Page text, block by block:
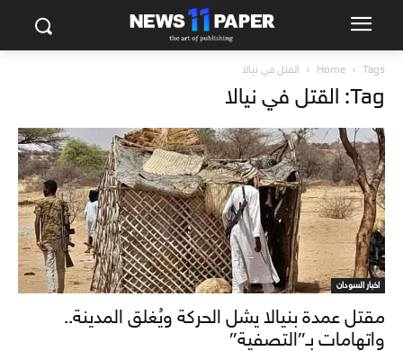
Home Tags القتل في نيالا
Tag: القتل في نيالا
اخبار السودان
مقتل عمدة بنيالا يشل الحركة ويُغلق المدينة..
واتهامات بـ”التصفية”